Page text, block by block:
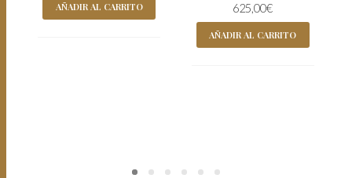
AÑADIR AL CARRITO 625,00€
AÑADIR AL CARRITO